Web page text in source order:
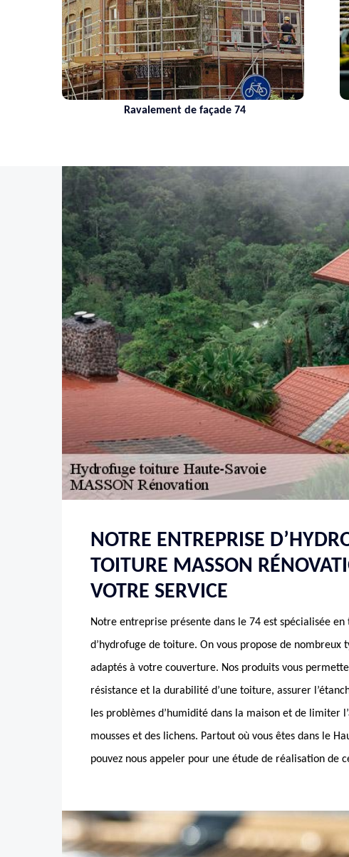
Ravalement de façade 74
NOTRE ENTREPRISE
TOITURE MASSON
VOTRE SERVICE
Notre entreprise présente dans le 74 est spécialisée
d’hydrofuge de toiture. On vous propose de nombreux
adaptés à votre couverture. Nos produits vous
résistance et la durabilité d’une toiture, assurer
les problèmes d’humidité dans la maison et de limiter
mousses et des lichens. Partout où vous êtes dans le
pouvez nous appeler pour une étude de réalisation de